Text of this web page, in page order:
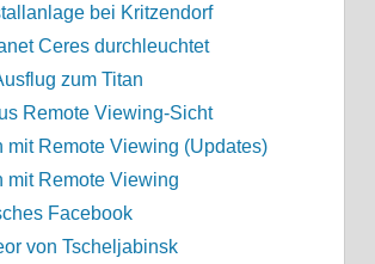
bei Kritzendorf
Ceres durchleuchtet
zum Titan
Remote Viewing-Sicht
mit Remote Viewing (Updates)
mit Remote Viewing
Facebook
von Tscheljabinsk